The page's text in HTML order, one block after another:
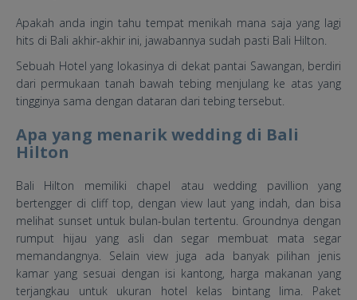
Apakah anda ingin tahu tempat menikah mana saja yang lagi
hits di Bali akhir-akhir ini, jawabannya sudah pasti Bali Hilton.
Sebuah Hotel yang lokasinya di dekat pantai Sawangan, berdiri
dari permukaan tanah bawah tebing menjulang ke atas yang
tingginya sama dengan dataran dari tebing tersebut.
Apa yang menarik wedding di Bali
Hilton
Bali Hilton memiliki chapel atau wedding pavillion yang
bertengger di cliff top, dengan view laut yang indah, dan bisa
melihat sunset untuk bulan-bulan tertentu. Groundnya dengan
rumput hijau yang asli dan segar membuat mata segar
memandangnya. Selain view juga ada banyak pilihan jenis
kamar yang sesuai dengan isi kantong, harga makanan yang
terjangkau untuk ukuran hotel kelas bintang lima. Paket